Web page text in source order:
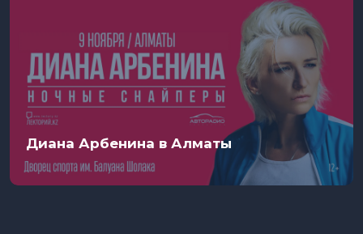
Диана Арбенина в Алматы